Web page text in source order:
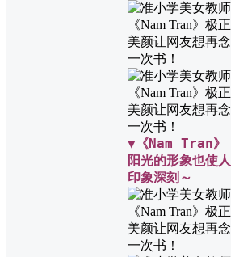
▼《Nam Tran》
阳光的形象也使人
印象深刻～